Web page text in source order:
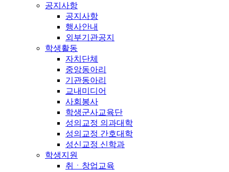
공지사항
공지사항
행사안내
외부기관공지
학생활동
자치단체
중앙동아리
기관동아리
교내미디어
사회봉사
학생군사교육단
성의교정 의과대학
성의교정 간호대학
성신교정 신학과
학생지원
취ㆍ창업교육